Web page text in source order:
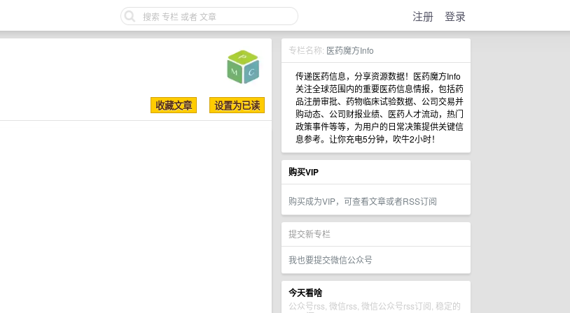
注册 登录
专栏名称: 医药魔方Info
传递医药信息，分享资源数据！医药魔方Info
关注全球范围内的重要医药信息情报，包括药
品注册审批、药物临床试验数据、公司交易并
购动态、公司财报业绩、医药人才流动，热门
政策事件等等，为用户的日常决策提供关键信
息参考。让你充电5分钟，吹牛2小时！
购买VIP
购买成为VIP，可查看文章或者RSS订阅
提交新专栏
我也要提交微信公众号
今天看啥
公众号rss, 微信rss, 微信公众号rss订阅, 稳定的